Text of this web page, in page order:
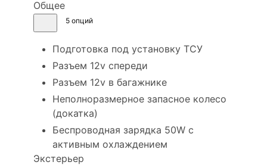
Общее
5 опций
Подготовка под установку ТСУ
Разъем 12v спереди
Разъем 12v в багажнике
Неполноразмерное запасное колесо
(докатка)
Беспроводная зарядка 50W с
активным охлаждением
Экстерьер